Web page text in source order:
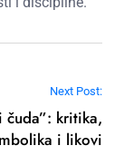
Next Post:
čuda”: kritika,
i likovi